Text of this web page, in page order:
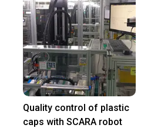
Quality control of plastic
caps with SCARA robot